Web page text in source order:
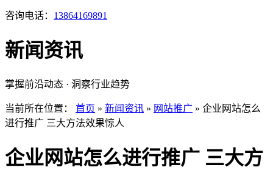
咨询电话： 13864169891
新闻资讯
掌握前沿动态 · 洞察行业趋势
当前所在位置： 首页 » 新闻资讯 » 网站推广 » 企业网站怎么
进行推广 三大方法效果惊人
企业网站怎么进行推广 三大方